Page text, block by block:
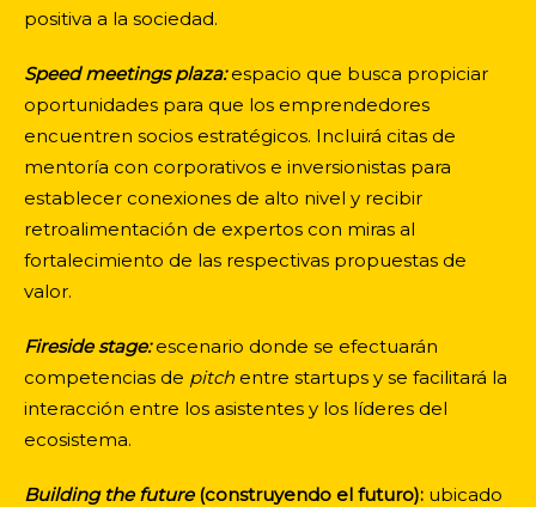
positiva a la sociedad.
Speed meetings plaza:espacio que busca propiciar
oportunidades para que los emprendedores
encuentren socios estratégicos. Incluirá citas de
mentoría con corporativos e inversionistas para
establecer conexiones de alto nivel y recibir
retroalimentación de expertos con miras al
fortalecimiento de las respectivas propuestas de
valor.
Fireside stage:escenario donde se efectuarán
competencias de pitch entre startups y se facilitará la
interacción entre los asistentes y los líderes del
ecosistema.
Building the future(construyendo el futuro): ubicado